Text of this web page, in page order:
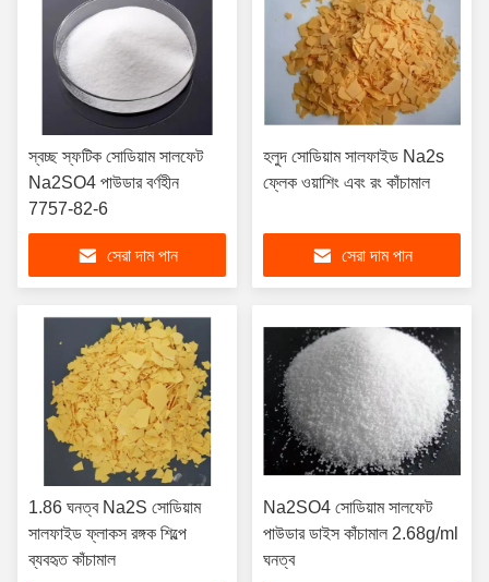
স্বচ্ছ স্ফটিক সোডিয়াম সালফেট
Na2SO4 পাউডার বর্ণহীন
7757-82-6
সেরা দাম পান
হলুদ সোডিয়াম সালফাইড Na2s
ফ্লেক ওয়াশিং এবং রং কাঁচামাল
সেরা দাম পান
1.86 ঘনত্ব Na2S সোডিয়াম
সালফাইড ফ্লাকস রঙ্গক শিল্পে
ব্যবহৃত কাঁচামাল
Na2SO4 সোডিয়াম সালফেট
পাউডার ডাইস কাঁচামাল 2.68g/ml
ঘনত্ব